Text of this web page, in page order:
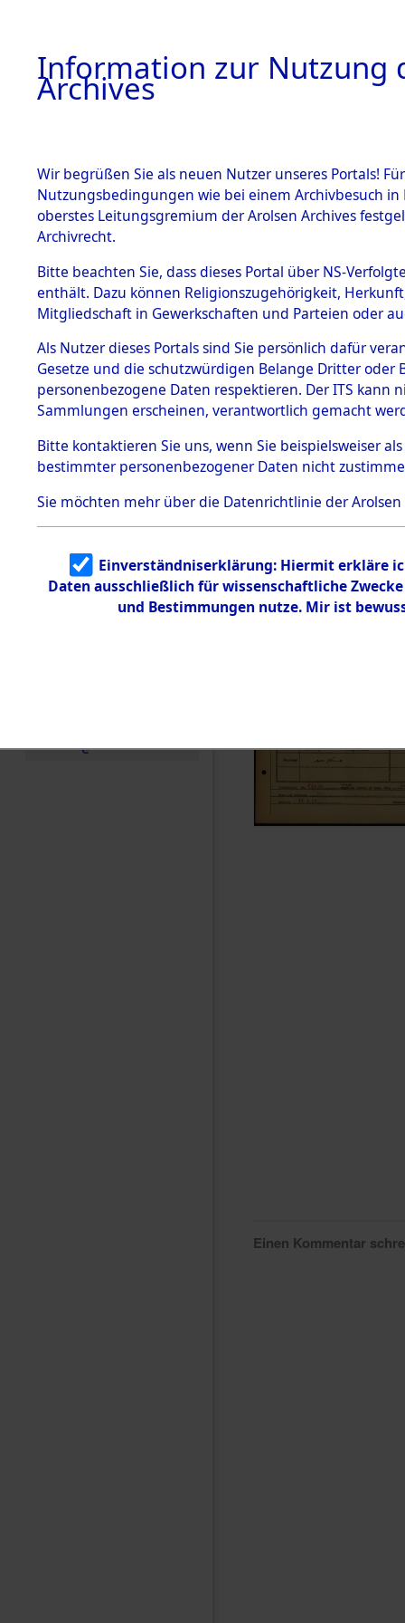
BESTÄNDE
1.
mente
5. Verschiedenes
5.3
Todesmärsche
5.3.1 Alliierte
Erhebungen
zu
Todesmärsch
en
5.3.2
Identifizierun
g
5.3.3
Todesmärsch
e
Dead -
Branch -
0195
Einen Kommentar
Information zur Nutzung
Archives
Wir begrüßen Sie als neuen Nutzer unseres Portals!
Nutzungsbedingungen wie bei einem Archivbesuch
oberstes Leitungsgremium der Arolsen Archives
Archivrecht.
Bitte beachten Sie, dass dieses Portal über NS-
enthält. Dazu können Religionszugehörigkeit,
Mitgliedschaft in Gewerkschaften und Parteien oder
Als Nutzer dieses Portals sind Sie persönlich dafür
Gesetze und die schutzwürdigen Belange Dritter
personenbezogene Daten respektieren. Der ITS
Sammlungen erscheinen, verantwortlich gemacht
Bitte kontaktieren Sie uns, wenn Sie beispielsweiser
bestimmter personenbezogener Daten nicht
Sie möchten mehr über die Datenrichtlinie der Arolsen
Einverständniserklärung: Hiermit erkläre
Daten ausschließlich für wissenschaftliche
und Bestimmungen nutze. Mir ist